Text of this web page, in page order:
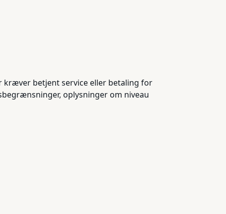
kræver betjent service eller betaling for
oplysninger om niveau